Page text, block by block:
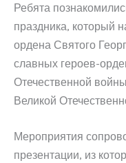
Ребята
праздника, который
ордена Святого
славных героев-
Отечественной
Великой
Мероприятия
презентации, из